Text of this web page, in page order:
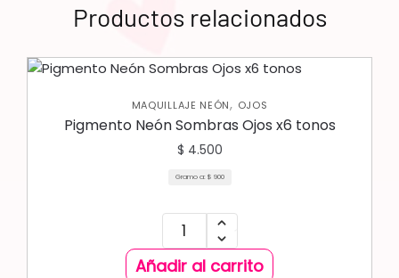
Productos relacionados
MAQUILLAJE NEÓN, OJOS
Pigmento Neón Sombras Ojos x6 tonos
$ 4.500
Gramo a: $ 900
Añadir al carrito